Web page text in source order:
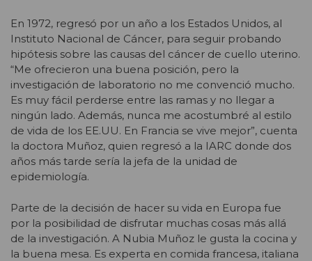
En 1972, regresó por un año a los Estados Unidos, al
Instituto Nacional de Cáncer, para seguir probando
hipótesis sobre las causas del cáncer de cuello uterino.
“Me ofrecieron una buena posición, pero la
investigación de laboratorio no me convenció mucho.
Es muy fácil perderse entre las ramas y no llegar a
ningún lado. Además, nunca me acostumbré al estilo
de vida de los EE.UU. En Francia se vive mejor”, cuenta
la doctora Muñoz, quien regresó a la IARC donde dos
años más tarde sería la jefa de la unidad de
epidemiología.
Parte de la decisión de hacer su vida en Europa fue
por la posibilidad de disfrutar muchas cosas más allá
de la investigación. A Nubia Muñoz le gusta la cocina y
la buena mesa. Es experta en comida francesa, italiana